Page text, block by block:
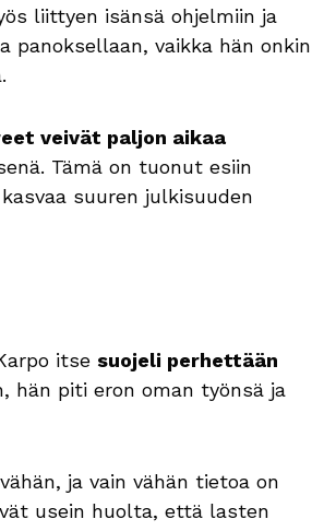
liittyen isänsä ohjelmiin ja
vaikka hän onkin
veivät paljon aikaa
Tämä on tuonut esiin
suuren julkisuuden
itse suojeli perhettään
hän piti eron oman työnsä ja
ja vain vähän tietoa on
usein huolta, että lasten